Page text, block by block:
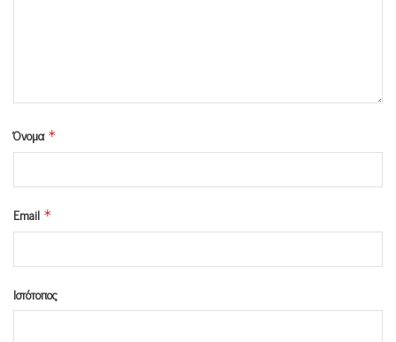
Όνομα *
Email *
Ιστότοπος